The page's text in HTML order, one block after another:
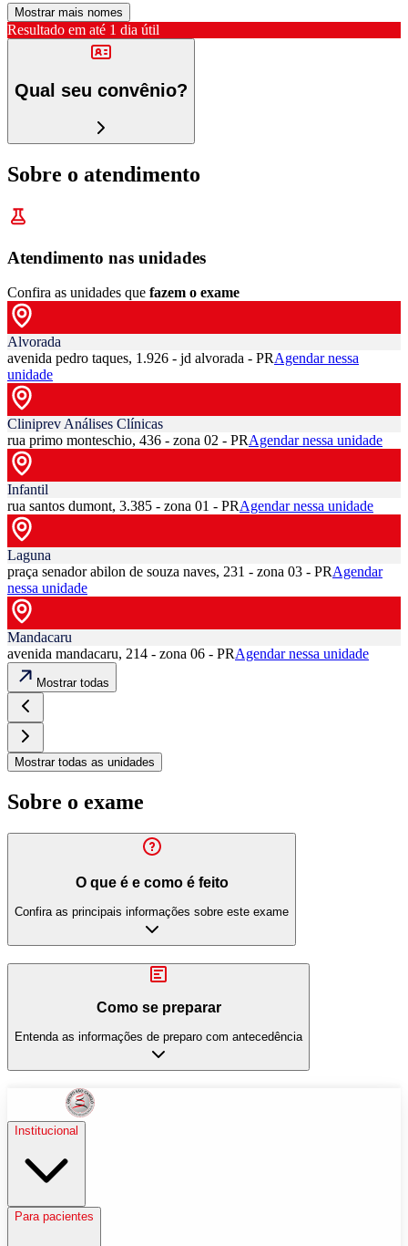
Mostrar mais nomes
Resultado em até 1 dia útil
Qual seu convênio?
Sobre o atendimento
Atendimento nas unidades
Confira as unidades que fazem o exame
Alvorada
avenida pedro taques, 1.926 - jd alvorada - PRAgendar nessa
unidade
Cliniprev Análises Clínicas
rua primo monteschio, 436 - zona 02 - PRAgendar nessa unidade
Infantil
rua santos dumont, 3.385 - zona 01 - PRAgendar nessa unidade
Laguna
praça senador abilon de souza naves, 231 - zona 03 - PRAgendar
nessa unidade
Mandacaru
avenida mandacaru, 214 - zona 06 - PRAgendar nessa unidade
Mostrar todas
Mostrar todas as unidades
Sobre o exame
O que é e como é feito
Confira as principais informações sobre este exame
Como se preparar
Entenda as informações de preparo com antecedência
Institucional
Para pacientes